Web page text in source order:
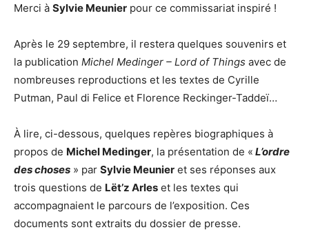
Merci à Sylvie Meunier pour ce commissariat inspiré !
Après le 29 septembre, il restera quelques souvenirs et
la publication Michel Medinger – Lord of Things avec de
nombreuses reproductions et les textes de Cyrille
Putman, Paul di Felice et Florence Reckinger-Taddeï…
À lire, ci-dessous, quelques repères biographiques à
propos de Michel Medinger, la présentation de « L’ordre
des choses » par Sylvie Meunier et ses réponses aux
trois questions de Lët’z Arles et les textes qui
accompagnaient le parcours de l’exposition. Ces
documents sont extraits du dossier de presse.